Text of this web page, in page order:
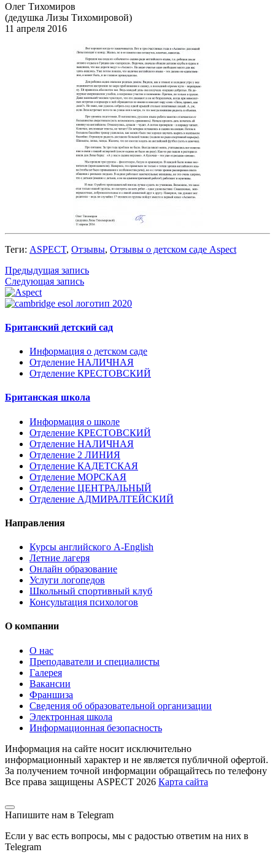
Олег Тихомиров
(дедушка Лизы Тихомировой)
11 апреля 2016
Теги: ASPECT, Отзывы, Отзывы о детском саде Aspect
Предыдущая запись
Следующая запись
Британский детский сад
Информация о детском саде
Отделение НАЛИЧНАЯ
Отделение КРЕСТОВСКИЙ
Британская школа
Информация о школе
Отделение КРЕСТОВСКИЙ
Отделение НАЛИЧНАЯ
Отделение 2 ЛИНИЯ
Отделение КАДЕТСКАЯ
Отделение МОРСКАЯ
Отделение ЦЕНТРАЛЬНЫЙ
Отделение АДМИРАЛТЕЙСКИЙ
Направления
Курсы английского A-English
Летние лагеря
Онлайн образование
Услуги логопедов
Школьный спортивный клуб
Консультация психологов
О компании
О нас
Преподаватели и специалисты
Галерея
Вакансии
Франшиза
Сведения об образовательной организации
Электронная школа
Информационная безопасность
Информация на сайте носит исключительно
информационный характер и не является публичной офертой.
За получением точной информации обращайтесь по телефону
Все права защищены ASPECT 2026 Карта сайта
Напишите нам в Telegram
Если у вас есть вопросы, мы с радостью ответим на них в
Telegram